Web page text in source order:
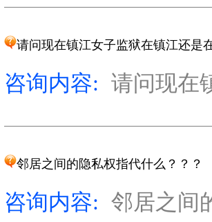
请问现在镇江女子监狱在镇江还是
咨询内容: 请问现在
邻居之间的隐私权指代什么？？？
咨询内容: 邻居之间